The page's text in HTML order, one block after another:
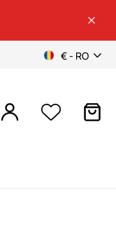
€ - RO